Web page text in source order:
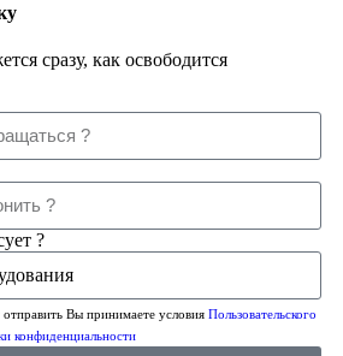
сразу, как освободится
?
Вы принимаете условия Пользовательского
конфиденциальности